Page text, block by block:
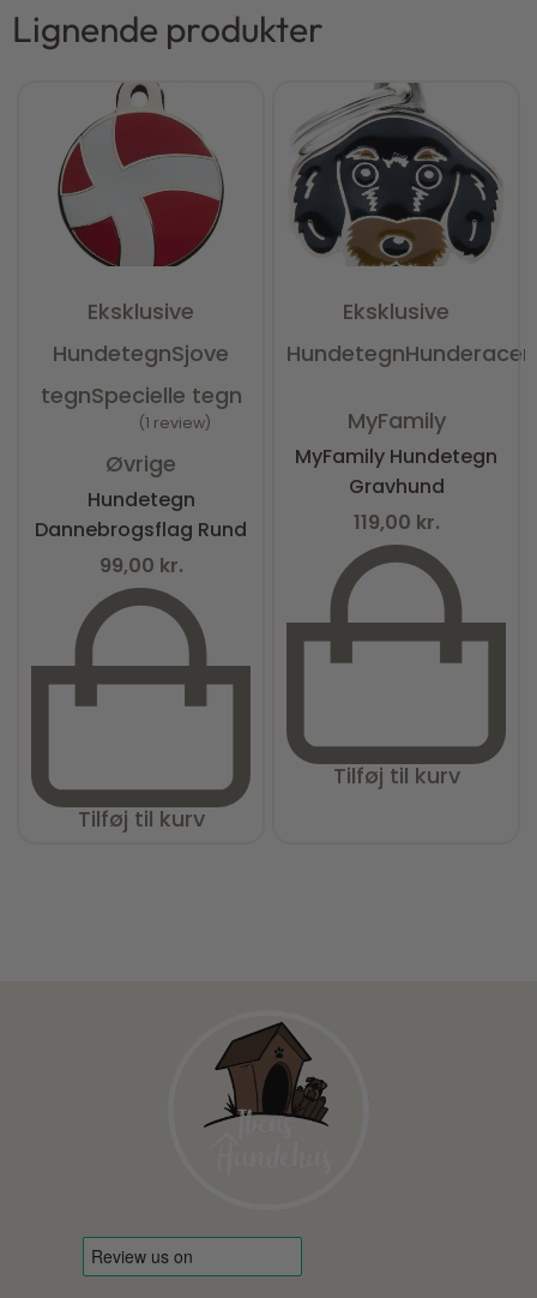
Lignende produkter
Eksklusive
HundetegnSjove
tegnSpecielle tegn
1 review
Øvrige
Hundetegn
Dannebrogsflag Rund
99,00 kr.
Tilføj til kurv
Eksklusive
HundetegnHunderacer
MyFamily
MyFamily Hundetegn
Gravhund
119,00 kr.
Tilføj til kurv